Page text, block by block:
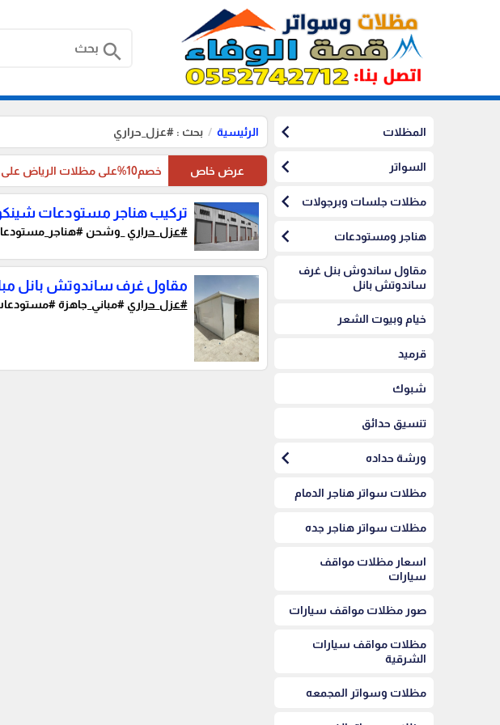
search
المظلات chevron_left
السواتر chevron_left
مظلات جلسات وبرجولات chevron_left
هناجر ومستودعات chevron_left
مقاول ساندوش بنل غرف
ساندوتش بانل
خيام وبيوت الشعر
قرميد
شبوك
تنسيق حدائق
ورشة حداده chevron_left
مظلات سواتر هناجر الدمام
مظلات سواتر هناجر جده
اسعار مظلات مواقف
سيارات
صور مظلات مواقف سيارات
مظلات مواقف سيارات
الشرقية
مظلات وسواتر المجمعه
الرئيسية بحث : #عزل_حراري
عرض خاص خصم10%على مظلات الرياض على مظلات السيارات
تركيب هناجر مستودعات
#عزل_حراري _وشحن
مقاول غرف ساندوتش بانل
#عزل_حراري #مباني_جاهزة